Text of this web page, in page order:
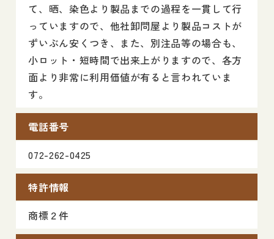
て、晒、染色より製品までの過程を一貫して行
っていますので、他社卸問屋より製品コストが
ずいぶん安くつき、また、別注品等の場合も、
小ロット・短時間で出来上がりますので、各方
面より非常に利用価値が有ると言われていま
す。
電話番号
072-262-0425
特許情報
商標２件